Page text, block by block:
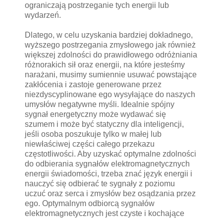
ograniczają postrzeganie tych energii lub
wydarzeń.
Dlatego, w celu uzyskania bardziej dokładnego,
wyższego postrzegania zmysłowego jak również
większej zdolności do prawidłowego odróżniania
różnorakich sił oraz energii, na które jesteśmy
narażani, musimy sumiennie usuwać powstające
zakłócenia i zastoje generowane przez
niezdyscyplinowane ego wysyłające do naszych
umysłów negatywne myśli. Idealnie spójny
sygnał energetyczny może wydawać się
szumem i może być statyczny dla inteligencji,
jeśli osoba poszukuje tylko w małej lub
niewłaściwej części całego przekazu
częstotliwości. Aby uzyskać optymalne zdolności
do odbierania sygnałów elektromagnetycznych
energii świadomości, trzeba znać język energii i
nauczyć się odbierać te sygnały z poziomu
uczuć oraz serca i zmysłów bez osądzania przez
ego. Optymalnym odbiorcą sygnałów
elektromagnetycznych jest czyste i kochające